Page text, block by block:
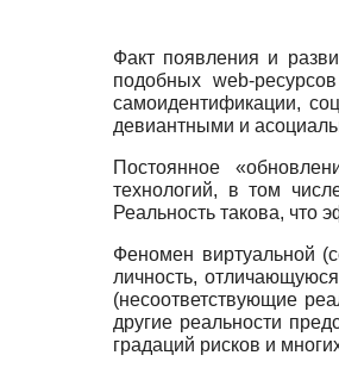
Факт появления и
подобных web-
самоидентификации,
девиантными и
Постоянное
технологий, в том
Реальность такова, что
Феномен виртуальной
личность,
(несоответствующие
другие реальности
градаций рисков и